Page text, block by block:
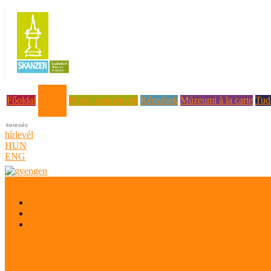
Főoldal
Hírek, események Képzések Múzeumi à la carte
hírlevél
HUN
ENG